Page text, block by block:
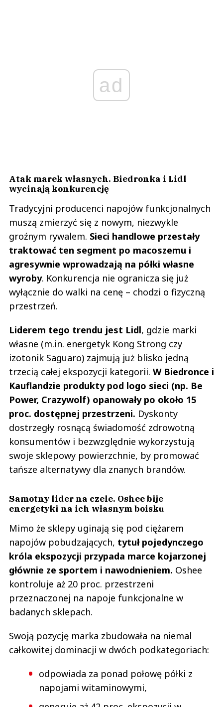
ad
Atak marek własnych. Biedronka i Lidl
wycinają konkurencję
Tradycyjni producenci napojów funkcjonalnych
muszą zmierzyć się z nowym, niezwykle
groźnym rywalem. Sieci handlowe przestały
traktować ten segment po macoszemu i
agresywnie wprowadzają na półki własne
wyroby. Konkurencja nie ogranicza się już
wyłącznie do walki na cenę – chodzi o fizyczną
przestrzeń.
Liderem tego trendu jest Lidl, gdzie marki
własne (m.in. energetyk Kong Strong czy
izotonik Saguaro) zajmują już blisko jedną
trzecią całej ekspozycji kategorii. W Biedronce i
Kauflandzie produkty pod logo sieci (np. Be
Power, Crazywolf) opanowały po około 15
proc. dostępnej przestrzeni. Dyskonty
dostrzegły rosnącą świadomość zdrowotną
konsumentów i bezwzględnie wykorzystują
swoje sklepowy powierzchnie, by promować
tańsze alternatywy dla znanych brandów.
Samotny lider na czele. Oshee bije
energetyki na ich własnym boisku
Mimo że sklepy uginają się pod ciężarem
napojów pobudzających, tytuł pojedynczego
króla ekspozycji przypada marce kojarzonej
głównie ze sportem i nawodnieniem. Oshee
kontroluje aż 20 proc. przestrzeni
przeznaczonej na napoje funkcjonalne w
badanych sklepach.
Swoją pozycję marka zbudowała na niemal
całkowitej dominacji w dwóch podkategoriach:
odpowiada za ponad połowę półki z
napojami witaminowymi,